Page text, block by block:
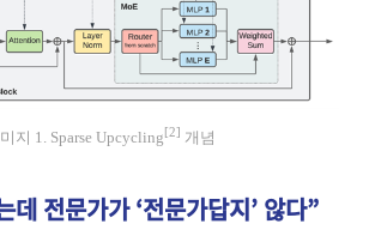
지 1. Sparse Upcycling[2] 개념
데 전문가가 ‘전문가답지’ 않다”